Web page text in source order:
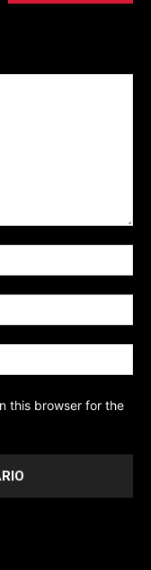
this browser for the